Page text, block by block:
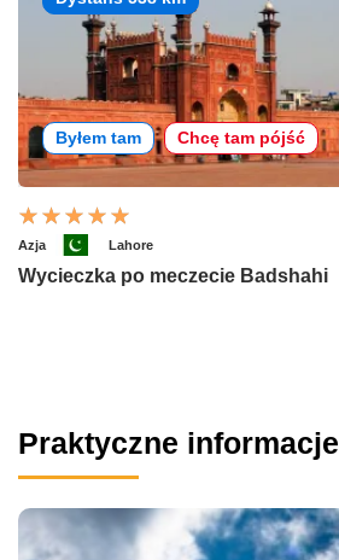
Byłem tam Chcę tam pójść
Azja Lahore
Wycieczka po meczecie Badshahi
Praktyczne informacje